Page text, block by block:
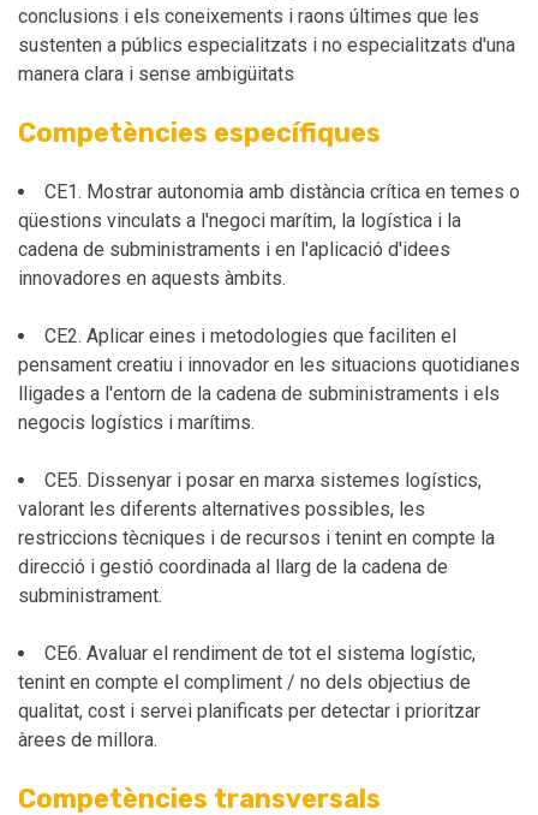
conclusions i els coneixements i raons últimes que les
sustenten a públics especialitzats i no especialitzats d'una
manera clara i sense ambigüitats
Competències específiques
CE1. Mostrar autonomia amb distància crítica en temes o
qüestions vinculats a l'negoci marítim, la logística i la
cadena de subministraments i en l'aplicació d'idees
innovadores en aquests àmbits.
CE2. Aplicar eines i metodologies que faciliten el
pensament creatiu i innovador en les situacions quotidianes
lligades a l'entorn de la cadena de subministraments i els
negocis logístics i marítims.
CE5. Dissenyar i posar en marxa sistemes logístics,
valorant les diferents alternatives possibles, les
restriccions tècniques i de recursos i tenint en compte la
direcció i gestió coordinada al llarg de la cadena de
subministrament.
CE6. Avaluar el rendiment de tot el sistema logístic,
tenint en compte el compliment / no dels objectius de
qualitat, cost i servei planificats per detectar i prioritzar
àrees de millora.
Competències transversals